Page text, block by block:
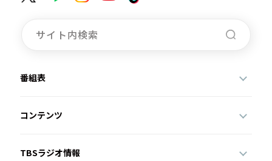
番組表
コンテンツ
TBSラジオ情報